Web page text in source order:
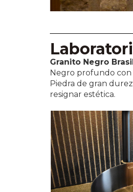
Granito Negro
Negro profundo
Piedra de gran
resignar estética.